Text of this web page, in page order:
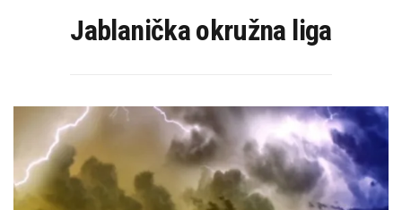
Jablanička okružna liga